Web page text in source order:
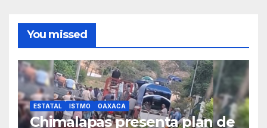
You missed
ESTATAL ISTMO OAXACA
Chimalapas presenta plan de